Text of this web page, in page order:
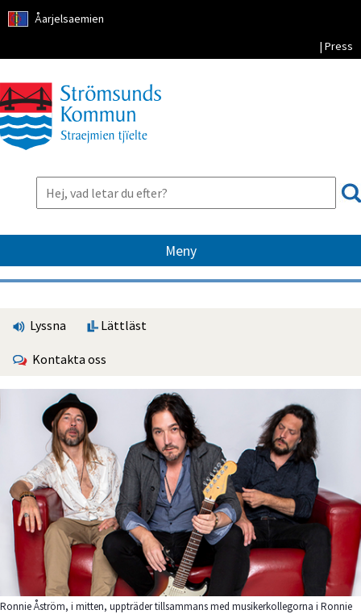
Åarjelsaemien
| Press
Meny
Lyssna Lättläst
Kontakta oss
Ronnie Åström, i mitten, uppträder tillsammans med musikerkollegorna i Ronnie